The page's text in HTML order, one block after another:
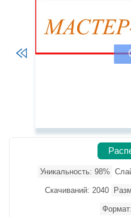
Уникальность: 98%
Скачиваний: 2040